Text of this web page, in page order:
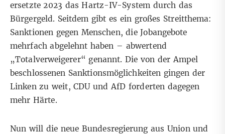
ersetzte 2023 das Hartz-IV-System durch das
Bürgergeld. Seitdem gibt es ein großes Streitthema:
Sanktionen gegen Menschen, die Jobangebote
mehrfach abgelehnt haben – abwertend
„Totalverweigerer“ genannt. Die von der Ampel
beschlossenen Sanktionsmöglichkeiten gingender
Linkenzu weit,CDUundAfD forderten dagegen
mehr Härte.
Nun will die neue Bundesregierung aus Union und